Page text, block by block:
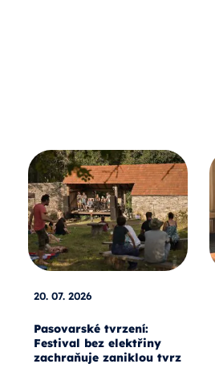
20. 07. 2026
Pasovarské tvrzení:
Festival bez elektřiny
zachraňuje zaniklou tvrz